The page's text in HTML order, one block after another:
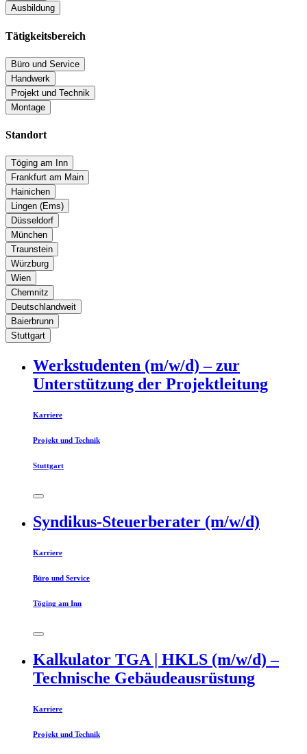
Ausbildung
Tätigkeitsbereich
Büro und Service
Handwerk
Projekt und Technik
Montage
Standort
Töging am Inn
Frankfurt am Main
Hainichen
Lingen (Ems)
Düsseldorf
München
Traunstein
Würzburg
Wien
Chemnitz
Deutschlandweit
Baierbrunn
Stuttgart
Werkstudenten (m/w/d) – zur
Unterstützung der Projektleitung
Karriere
Projekt und Technik
Stuttgart
Syndikus-Steuerberater (m/w/d)
Karriere
Büro und Service
Töging am Inn
Kalkulator TGA | HKLS (m/w/d) –
Technische Gebäudeausrüstung
Karriere
Projekt und Technik